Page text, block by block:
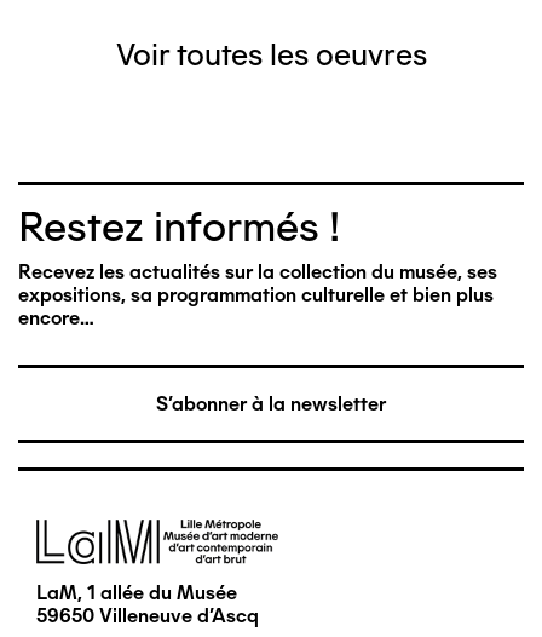
Voir toutes les oeuvres
Restez informés !
Recevez les actualités sur la collection du musée, ses
expositions, sa programmation culturelle et bien plus
encore…
S'abonner à la newsletter
Image
LaM, 1 allée du Musée
59650 Villeneuve d'Ascq